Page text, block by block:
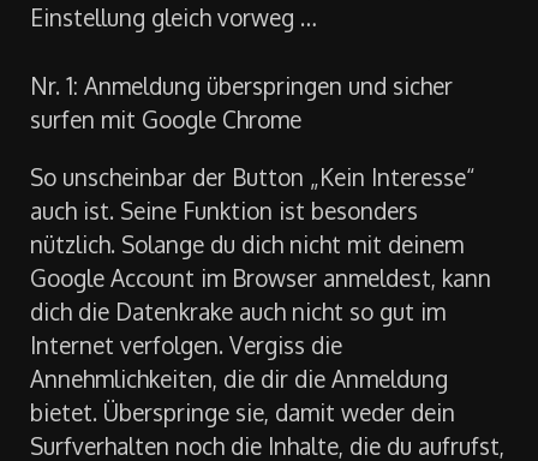
Einstellung gleich vorweg …
Nr. 1: Anmeldung überspringen und sicher
surfen mit Google Chrome
So unscheinbar der Button „Kein Interesse“
auch ist. Seine Funktion ist besonders
nützlich. Solange du dich nicht mit deinem
Google Account im Browser anmeldest, kann
dich die Datenkrake auch nicht so gut im
Internet verfolgen. Vergiss die
Annehmlichkeiten, die dir die Anmeldung
bietet. Überspringe sie, damit weder dein
Surfverhalten noch die Inhalte, die du aufrufst,